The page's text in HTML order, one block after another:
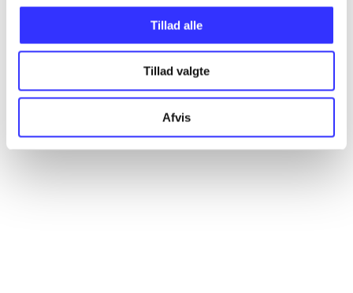
Tillad alle
Tillad valgte
Afvis
Alle registrerede artikler fordelt på udgivelser
...